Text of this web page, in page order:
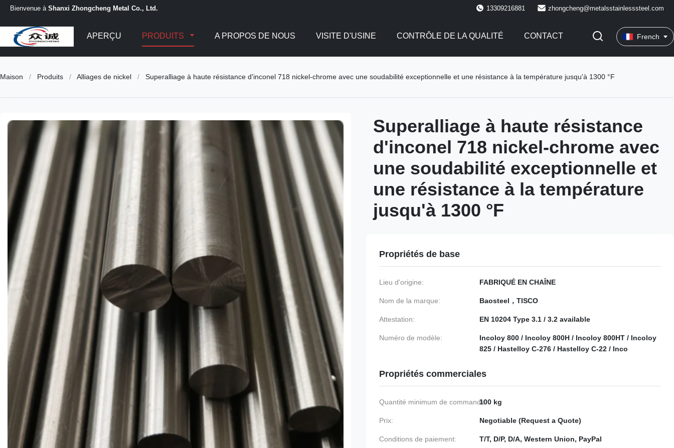
Bienvenue à Shanxi Zhongcheng Metal Co., Ltd. 13309216881 zhongcheng@metalsstainlesssteel.com
APERÇU PRODUITS A PROPOS DE NOUS VISITE D'USINE CONTRÔLE DE LA QUALITÉ CONTACT French
Maison / Produits / Alliages de nickel / Superalliage à haute résistance d'inconel 718 nickel-chrome avec une soudabilité exceptionnelle et une résistance à la température jusqu'à 1300 °F
Superalliage à haute résistance
d'inconel 718 nickel-chrome avec
une soudabilité exceptionnelle et
une résistance à la température
jusqu'à 1300 °F
Propriétés de base
Lieu d'origine: FABRIQUÉ EN CHAÎNE
Nom de la marque: Baosteel，TISCO
Attestation: EN 10204 Type 3.1 / 3.2 available
Numéro de modèle:
Incoloy 800 / Incoloy 800H / Incoloy 800HT / ​​Incoloy
825 / Hastelloy C-276 / Hastelloy C-22 / Inco
Propriétés commerciales
Quantité minimum de commande:100 kg
Prix: Negotiable (Request a Quote)
Conditions de paiement: T/T, D/P, D/A, Western Union, PayPal